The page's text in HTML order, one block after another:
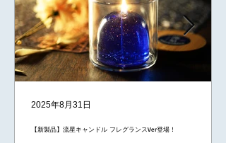
【新製品】流星キャンドル フレグランスVer登場！
2025年8月31日